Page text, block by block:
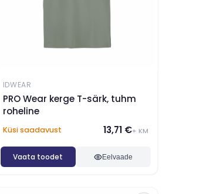
IDWEAR
PRO Wear kerge T-särk, tuhm
roheline
Küsi saadavust 13,71 €+ KM
Vaata toodet Eelvaade